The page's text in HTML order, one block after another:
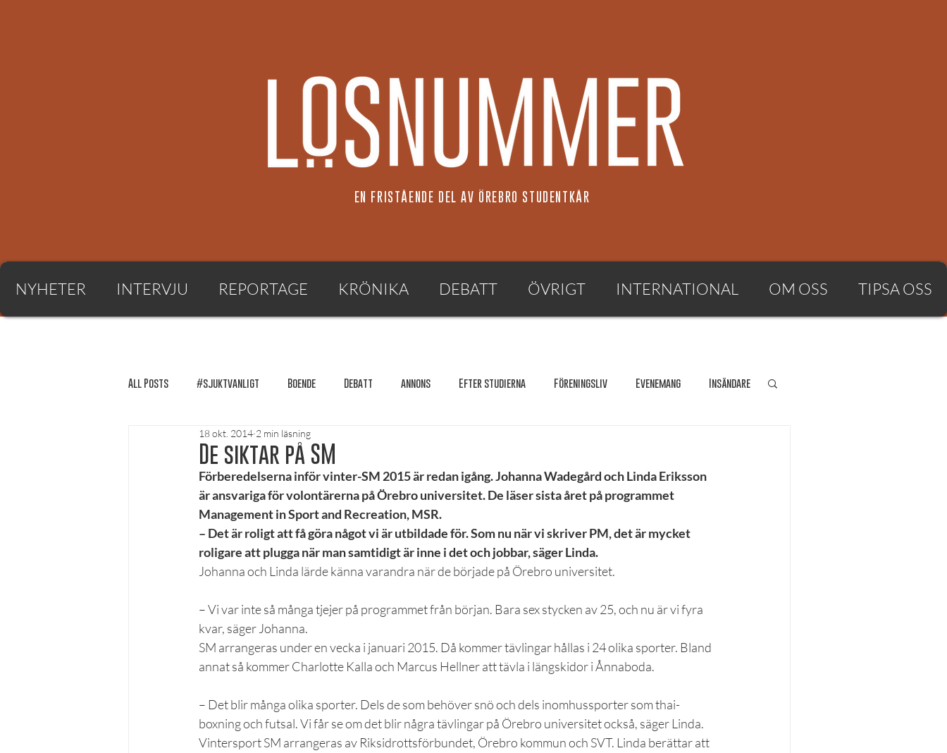
EN FRISTÅENDE DEL AV ÖREBRO STUDENTKÅR
NYHETER INTERVJU REPORTAGE KRÖNIKA DEBATT ÖVRIGT INTERNATIONAL OM OSS TIPSA OSS
All Posts #sjuktvanligt Boende Debatt annons Efter studierna Föreningsliv Evenemang Insändare
FUM-rapport Händer i Örebro
Lösnummer tipsar Lösnummer testar Maxa studierna Mat & hälsa Örebro studentkår Personporträtt
Podcast - Studentliv Reportage Recension Styrelseval Studentekonomi
Studentens bekännelse
De siktar på SM
18 okt. 2014 2 min läsning
Förberedelserna inför vinter-SM 2015 är redan igång. Johanna Wadegård och Linda Eriksson
är ansvariga för volontärerna på Örebro universitet. De läser sista året på programmet
Management in Sport and Recreation, MSR.
– Det är roligt att få göra något vi är utbildade för. Som nu när vi skriver PM, det är mycket
roligare att plugga när man samtidigt är inne i det och jobbar, säger Linda.
Johanna och Linda lärde känna varandra när de började på Örebro universitet.
– Vi var inte så många tjejer på programmet från början. Bara sex stycken av 25, och nu är vi fyra
kvar, säger Johanna.
SM arrangeras under en vecka i januari 2015. Då kommer tävlingar hållas i 24 olika sporter. Bland
annat så kommer Charlotte Kalla och Marcus Hellner att tävla i längskidor i Ånnaboda.
– Det blir många olika sporter. Dels de som behöver snö och dels inomhussporter som thai-
boxning och futsal. Vi får se om det blir några tävlingar på Örebro universitet också, säger Linda.
Vintersport SM arrangeras av Riksidrottsförbundet, Örebro kommun och SVT. Linda berättar att